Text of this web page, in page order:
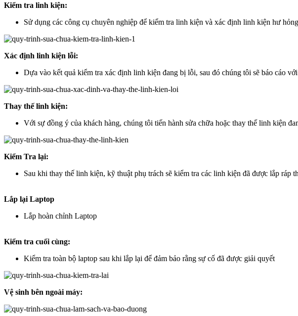
Kiểm tra linh kiện:
Sử dụng các công cụ chuyên nghiệp để kiểm tra linh kiện và xác định linh kiện hư
Xác định linh kiện lỗi:
Dựa vào kết quả kiểm tra xác định linh kiện đang bị lỗi, sau đó chúng tôi sẽ báo cáo
Thay thế linh kiện:
Với sự đồng ý của khách hàng, chúng tôi tiến hành sửa chữa hoặc thay thế linh kiện
Kiểm Tra lại:
Sau khi thay thế linh kiện, kỹ thuật phụ trách sẽ kiểm tra các linh kiện đã được lắp ráp
Lắp lại Laptop
Lắp hoàn chỉnh Laptop
Kiểm tra cuối cùng:
Kiểm tra toàn bộ laptop sau khi lắp lại để đảm bảo rằng sự cố đã được giải quyết
Vệ sinh bên ngoài máy: